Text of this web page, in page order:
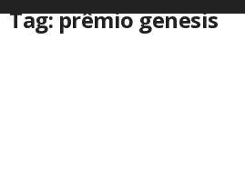
Tag: prêmio genesis